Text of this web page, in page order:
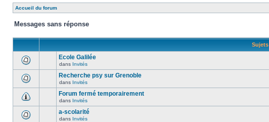
Accueil du forum
Messages sans réponse
Sujets
Ecole Galilée
dans Invités
Recherche psy sur Grenoble
dans Invités
Forum fermé temporairement
dans Invités
a-scolarité
dans Invités